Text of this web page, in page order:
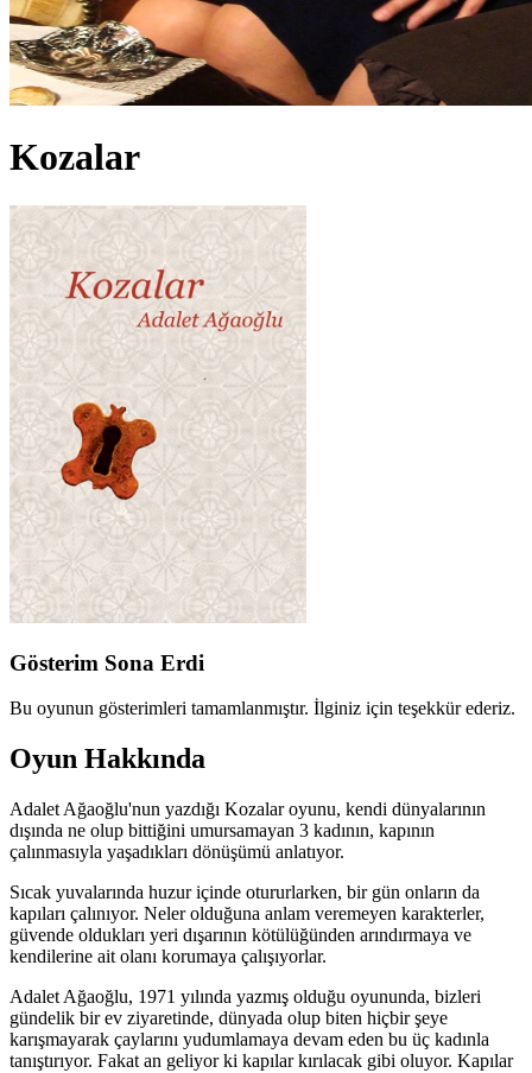
Kozalar
Gösterim Sona Erdi
Bu oyunun gösterimleri tamamlanmıştır. İlginiz için teşekkür ederiz.
Oyun Hakkında
Adalet Ağaoğlu'nun yazdığı Kozalar oyunu, kendi dünyalarının
dışında ne olup bittiğini umursamayan 3 kadının, kapının
çalınmasıyla yaşadıkları dönüşümü anlatıyor.
Sıcak yuvalarında huzur içinde otururlarken, bir gün onların da
kapıları çalınıyor. Neler olduğuna anlam veremeyen karakterler,
güvende oldukları yeri dışarının kötülüğünden arındırmaya ve
kendilerine ait olanı korumaya çalışıyorlar.
Adalet Ağaoğlu, 1971 yılında yazmış olduğu oyununda, bizleri
gündelik bir ev ziyaretinde, dünyada olup biten hiçbir şeye
karışmayarak çaylarını yudumlamaya devam eden bu üç kadınla
tanıştırıyor. Fakat an geliyor ki kapılar kırılacak gibi oluyor. Kapılar